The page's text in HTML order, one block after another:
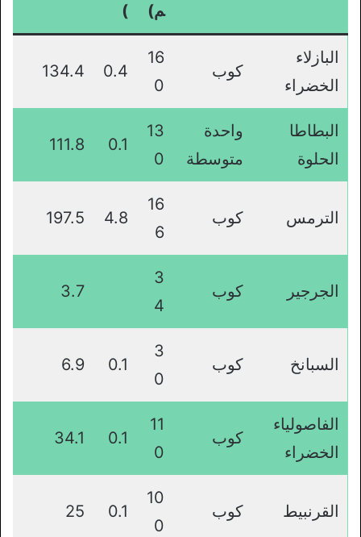
م)
)
البازلاء
الخضراء
كوب
16
0
0.4
134.4
البطاطا
الحلوة
واحدة
متوسطة
13
0
0.1
111.8
الترمس كوب
16
6
4.8
197.5
الجرجير كوب
3
4
3.7
السبانخ كوب
3
0
0.1
6.9
الفاصولياء
الخضراء
كوب
11
0
0.1
34.1
القرنبيط كوب
10
0
0.1
25